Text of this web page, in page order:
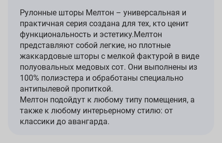
Рулонные шторы Мелтон – универсальная и
практичная серия создана для тех, кто ценит
функциональность и эстетику.Мелтон
представляют собой легкие, но плотные
жаккардовые шторы с мелкой фактурой в виде
полуовальных медовых сот. Они выполнены из
100% полиэстера и обработаны специально
антипылевой пропиткой.
Мелтон подойдут к любому типу помещения, а
также к любому интерьерному стилю: от
классики до авангарда.